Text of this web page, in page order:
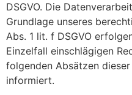
DSGVO. Die
Grundlage unseres
Abs. 1 lit. f DSGVO
Einzelfall einschlägigen
folgenden Absätzen
informiert.